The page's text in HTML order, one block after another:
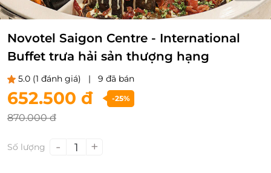
Novotel Saigon Centre - International
Buffet trưa hải sản thượng hạng
5.0 (1 đánh giá) | 9 đã bán
652.500 đ -25%
870.000 đ
Số lượng - 1 +